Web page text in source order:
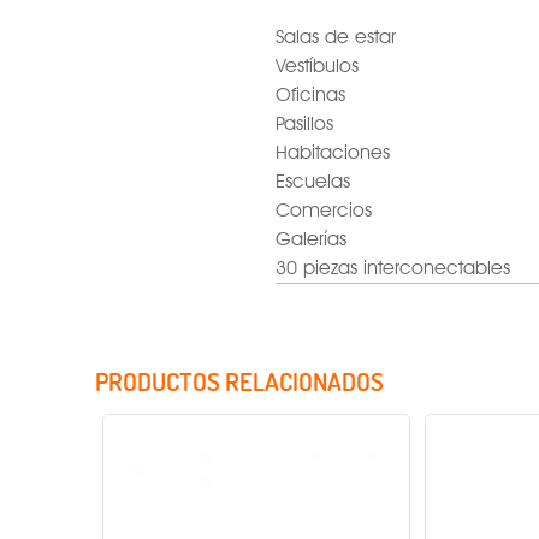
Salas de estar
Vestíbulos
Oficinas
Pasillos
Habitaciones
Escuelas
Comercios
Galerías
30 piezas interconectables
Factor de potencia
PRODUCTOS RELACIONADOS